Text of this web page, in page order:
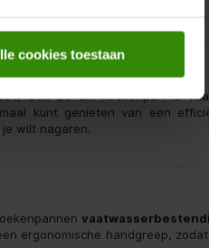
cookies toestaan
een 28 cm koekenpan is
kunt genieten van een
wilt nagaren.
ergonomische handgreep,